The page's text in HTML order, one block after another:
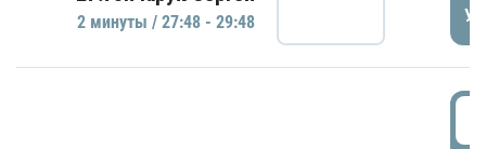
2 минуты / 27:48 - 29:48